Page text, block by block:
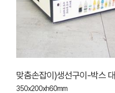
맞춤손잡이)생선구이-박스 대
350x200xh60mm